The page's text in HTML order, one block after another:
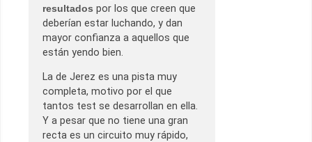
resultados por los que creen que
deberían estar luchando, y dan
mayor confianza a aquellos que
están yendo bien.
La de Jerez es una pista muy
completa, motivo por el que
tantos test se desarrollan en ella.
Y a pesar que no tiene una gran
recta es un circuito muy rápido,